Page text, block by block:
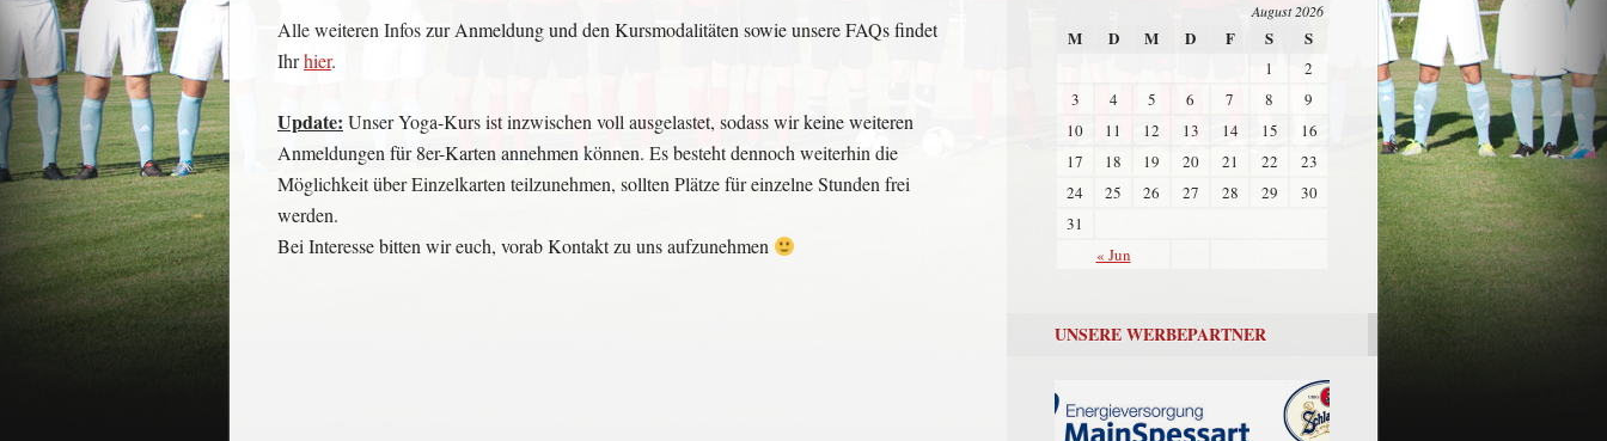
Alle weiteren Infos zur Anmeldung und den Kursmodalitäten sowie unsere FAQs findet
Ihrhier.
Update: Unser Yoga-Kurs ist inzwischen voll ausgelastet, sodass wir keine weiteren
Anmeldungen für 8er-Karten annehmen können. Es besteht dennoch weiterhin die
Möglichkeit über Einzelkarten teilzunehmen, sollten Plätze für einzelne Stunden frei
werden.
Bei Interesse bitten wir euch, vorab Kontakt zu uns aufzunehmen
August 2026
M D M D F S S
« Jun
1
2
3
4 5 6 7 8
9
10
11 12 13 14 15
16
17
18 19 20 21 22
23
24
25 26 27 28 29
30
31
UNSERE WERBEPARTNER